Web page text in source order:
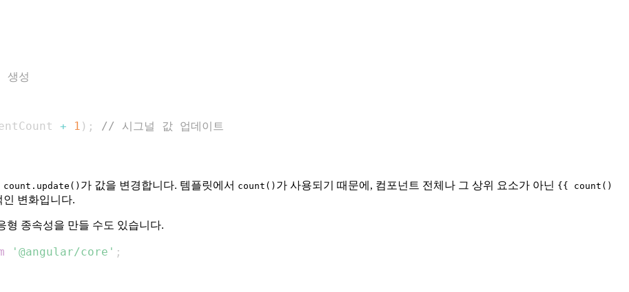
성
+ 1 ) ;
// 시그널 값 업데이트
count.update() 가 값을 변경합니다. 템플릿에서 count() 가 사용되기 때문에, 컴포넌트 전체나 그 상위 요소가 아닌 {{ count()
변화입니다.
형 종속성을 만들 수도 있습니다.
'@angular/core' ;